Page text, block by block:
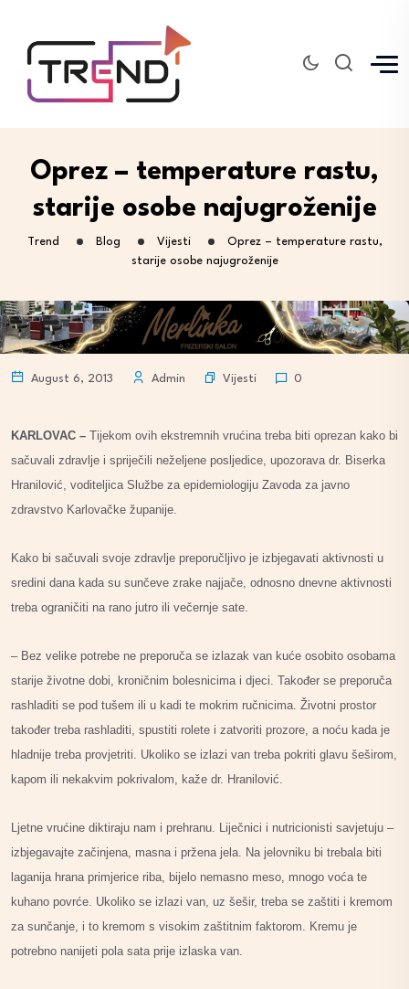
Oprez – temperature rastu,
starije osobe najugroženije
Trend Blog Vijesti
Oprez – temperature rastu,
starije osobe najugroženije
August 6, 2013 Admin Vijesti 0
KARLOVAC – Tijekom ovih ekstremnih vrućina treba biti oprezan kako bi
sačuvali zdravlje i spriječili neželjene posljedice, upozorava dr. Biserka
Hranilović, voditeljica Službe za epidemiologiju Zavoda za javno
zdravstvo Karlovačke županije.
Kako bi sačuvali svoje zdravlje preporučljivo je izbjegavati aktivnosti u
sredini dana kada su sunčeve zrake najjače, odnosno dnevne aktivnosti
treba ograničiti na rano jutro ili večernje sate.
– Bez velike potrebe ne preporuča se izlazak van kuće osobito osobama
starije životne dobi, kroničnim bolesnicima i djeci. Također se preporuča
rashladiti se pod tušem ili u kadi te mokrim ručnicima. Životni prostor
također treba rashladiti, spustiti rolete i zatvoriti prozore, a noću kada je
hladnije treba provjetriti. Ukoliko se izlazi van treba pokriti glavu šeširom,
kapom ili nekakvim pokrivalom, kaže dr. Hranilović.
Ljetne vrućine diktiraju nam i prehranu. Liječnici i nutricionisti savjetuju –
izbjegavajte začinjena, masna i pržena jela. Na jelovniku bi trebala biti
laganija hrana primjerice riba, bijelo nemasno meso, mnogo voća te
kuhano povrće. Ukoliko se izlazi van, uz šešir, treba se zaštiti i kremom
za sunčanje, i to kremom s visokim zaštitnim faktorom. Kremu je
potrebno nanijeti pola sata prije izlaska van.